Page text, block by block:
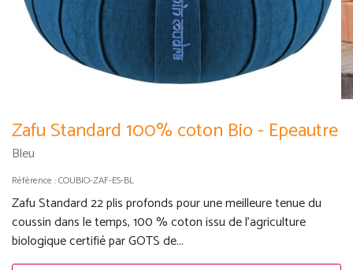
Zafu Standard 100% coton Bio - Epeautre
Bleu
Référence :COUBIO-ZAF-ES-BL
Zafu Standard 22 plis profonds pour une meilleure tenue du
coussin dans le temps, 100 % coton issu de l'agriculture
biologique certifié par GOTS de...